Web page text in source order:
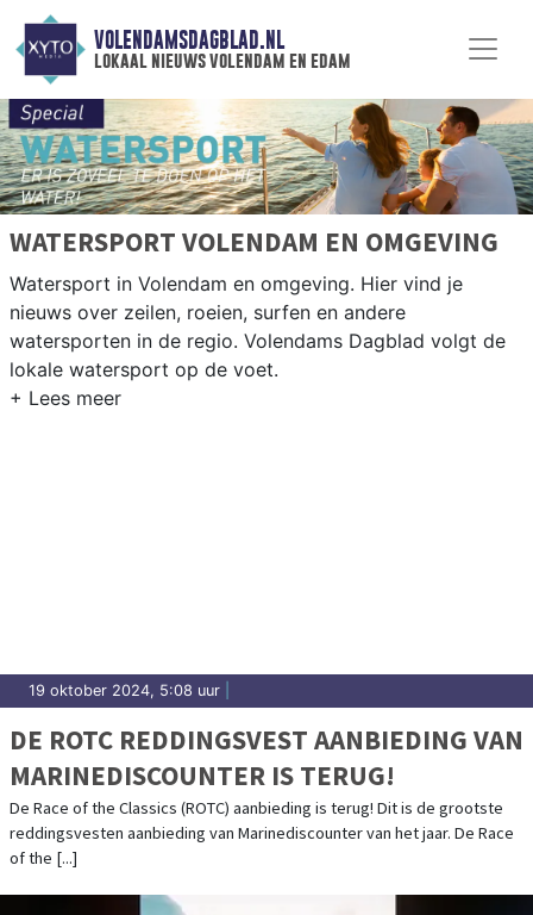
VOLENDAMSDAGBLAD.NL
lokaal nieuws volendam en edam
WATERSPORT VOLENDAM EN OMGEVING
Watersport in Volendam en omgeving. Hier vind je
nieuws over zeilen, roeien, surfen en andere
watersporten in de regio. Volendams Dagblad volgt de
lokale watersport op de voet.
19 oktober 2024, 5:08 uur
DE ROTC REDDINGSVEST AANBIEDING VAN
MARINEDISCOUNTER IS TERUG!
De Race of the Classics (ROTC) aanbieding is terug! Dit is de grootste
reddingsvesten aanbieding van Marinediscounter van het jaar. De Race
of the [...]